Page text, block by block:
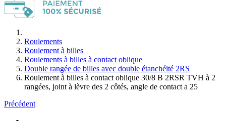
Roulements
Roulement à billes
Roulements à billes à contact oblique
Double rangée de billes avec double étanchéité 2RS
Roulement à billes à contact oblique 30/8 B 2RSR TVH à 2
rangées, joint à lèvre des 2 côtés, angle de contact a 25
Précédent